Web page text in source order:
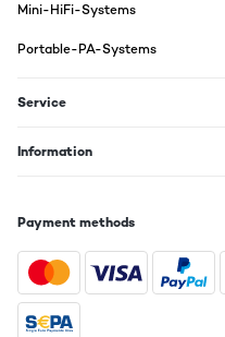
Mini-HiFi-Systems
Portable-PA-Systems
Service
Information
Payment methods